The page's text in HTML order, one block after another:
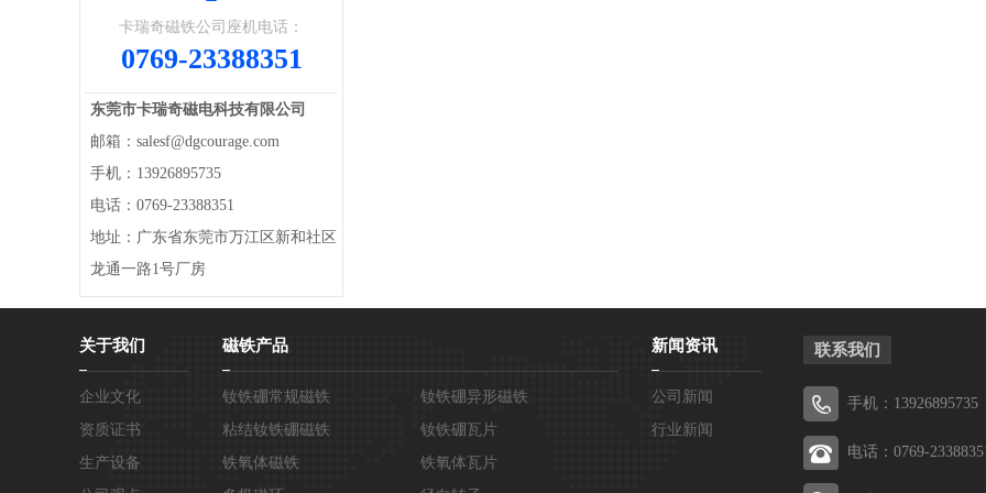
卡瑞奇磁铁公司座机电话：
0769-23388351
东莞市卡瑞奇磁电科技有限公司
邮箱：salesf@dgcourage.com
手机：13926895735
电话：0769-23388351
地址：广东省东莞市万江区新和社区
龙通一路1号厂房
关于我们
企业文化
资质证书
生产设备
磁铁产品
钕铁硼常规磁铁
钕铁硼异形磁铁
粘结钕铁硼磁铁
钕铁硼瓦片
铁氧体磁铁
铁氧体瓦片
新闻资讯
公司新闻
行业新闻
联系我们
手机：13926895735
电话：0769-